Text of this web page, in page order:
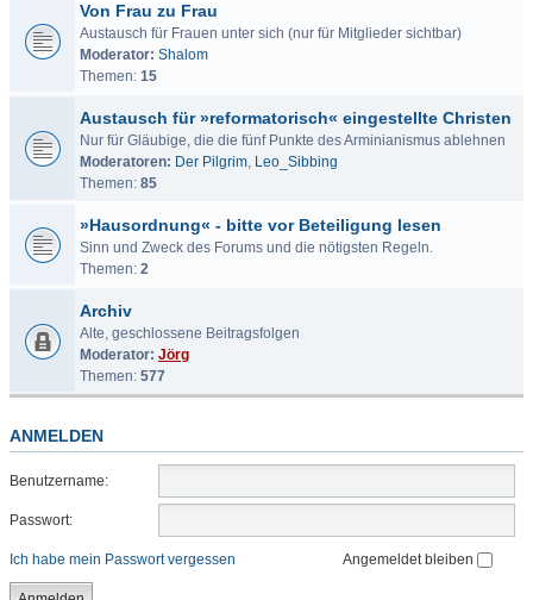
Von Frau zu Frau
Austausch für Frauen unter sich (nur für Mitglieder sichtbar)
Moderator: Shalom
Themen: 15
Austausch für »reformatorisch« eingestellte Christen
Nur für Gläubige, die die fünf Punkte des Arminianismus ablehnen
Moderatoren: Der Pilgrim, Leo_Sibbing
Themen: 85
»Hausordnung« - bitte vor Beteiligung lesen
Sinn und Zweck des Forums und die nötigsten Regeln.
Themen: 2
Archiv
Alte, geschlossene Beitragsfolgen
Moderator: Jörg
Themen: 577
ANMELDEN
Benutzername:
Passwort:
Ich habe mein Passwort vergessen Angemeldet bleiben